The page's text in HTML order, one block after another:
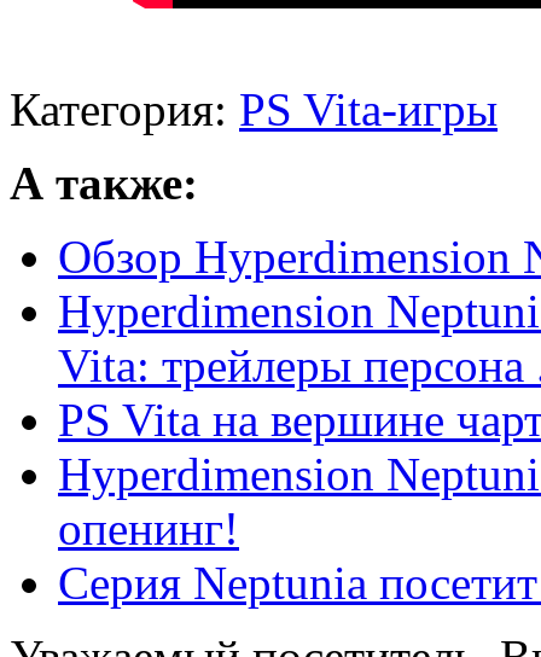
Категория: PS Vita-игры
А также:
Обзор Hyperdimension
Hyperdimension
Vita: трейлеры персона
PS Vita на вершине
Hyperdimension
опенинг!
Серия Neptunia